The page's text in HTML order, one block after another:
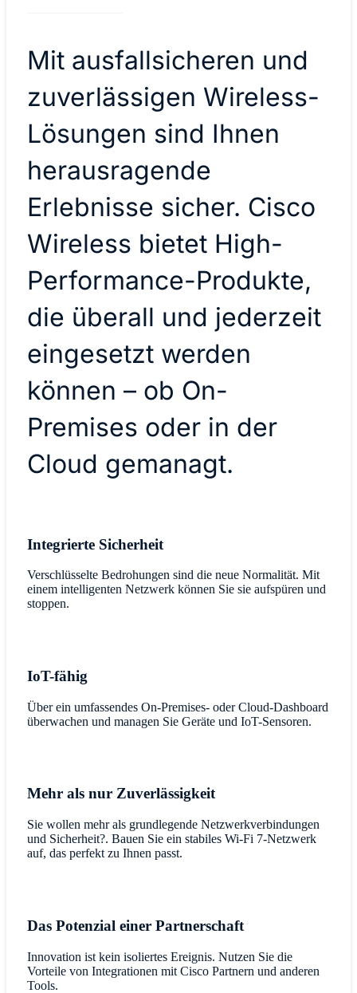
Mit ausfallsicheren und
zuverlässigen Wireless-
Lösungen sind Ihnen
herausragende
Erlebnisse sicher. Cisco
Wireless bietet High-
Performance-Produkte,
die überall und jederzeit
eingesetzt werden
können – ob On-
Premises oder in der
Cloud gemanagt.
Integrierte Sicherheit
Verschlüsselte Bedrohungen sind die neue Normalität. Mit
einem intelligenten Netzwerk können Sie sie aufspüren und
stoppen.
IoT-fähig
Über ein umfassendes On-Premises- oder Cloud-Dashboard
überwachen und managen Sie Geräte und IoT-Sensoren.
Mehr als nur Zuverlässigkeit
Sie wollen mehr als grundlegende Netzwerkverbindungen
und Sicherheit?. Bauen Sie ein stabiles Wi-Fi 7-Netzwerk
auf, das perfekt zu Ihnen passt.
Das Potenzial einer Partnerschaft
Innovation ist kein isoliertes Ereignis. Nutzen Sie die
Vorteile von Integrationen mit Cisco Partnern und anderen
Tools.